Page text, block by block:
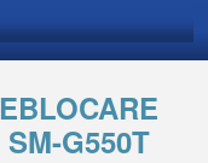
G550T